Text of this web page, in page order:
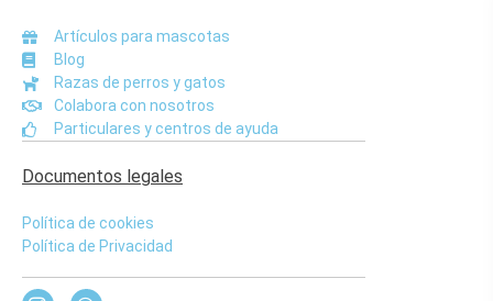
Artículos para mascotas
Blog
Razas de perros y gatos
Colabora con nosotros
Particulares y centros de ayuda
Documentos legales
Política de cookies
Política de Privacidad